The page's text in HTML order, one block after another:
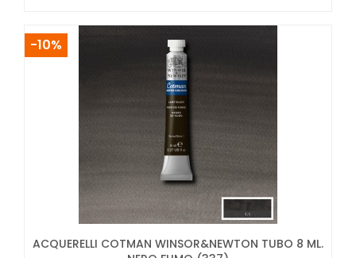
ACQUERELLI COTMAN WINSOR&NEWTON TUBO 8 ML.
-10%